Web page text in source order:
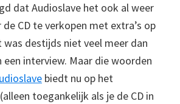
dat Audioslave het ook al weer
CD te verkopen met extra’s op
was destijds niet veel meer dan
een interview. Maar die woorden
biedt nu op het
toegankelijk als je de CD in